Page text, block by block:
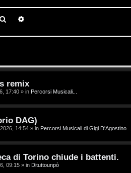
Cerca
remix
17:40 » in Percorsi Musicali...
DAG)
14:54 » in Percorsi Musicali di Gigi D'Agostino...
di Torino chiude i battenti.
09:15 » in Dituttounpò